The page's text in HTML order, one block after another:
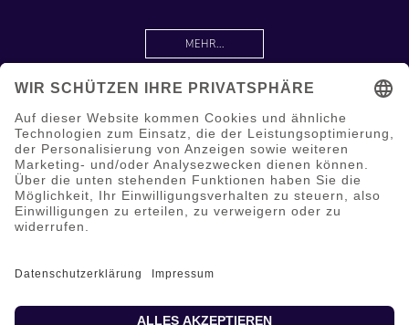
MEHR...
Information
Hilfe & Service